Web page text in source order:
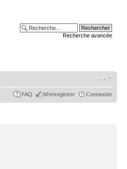
Recherche avancée
FAQ M’enregistrer Connexion